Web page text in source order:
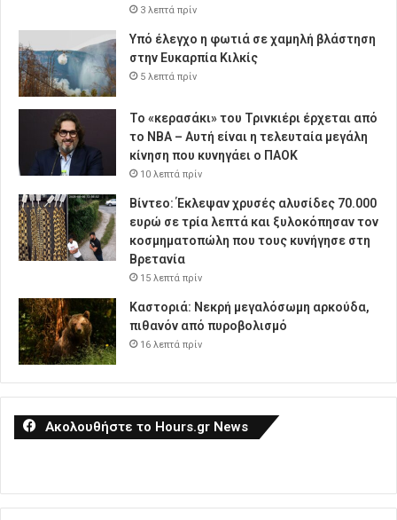
3 λεπτά πρίν
Υπό έλεγχο η φωτιά σε χαμηλή βλάστηση
στην Ευκαρπία Κιλκίς
5 λεπτά πρίν
Το «κερασάκι» του Τρινκιέρι έρχεται από
το NBA – Αυτή είναι η τελευταία μεγάλη
κίνηση που κυνηγάει ο ΠΑΟΚ
10 λεπτά πρίν
Βίντεο: Έκλεψαν χρυσές αλυσίδες 70.000
ευρώ σε τρία λεπτά και ξυλοκόπησαν τον
κοσμηματοπώλη που τους κυνήγησε στη
Βρετανία
15 λεπτά πρίν
Καστοριά: Νεκρή μεγαλόσωμη αρκούδα,
πιθανόν από πυροβολισμό
16 λεπτά πρίν
Ακολουθήστε το Hours.gr News